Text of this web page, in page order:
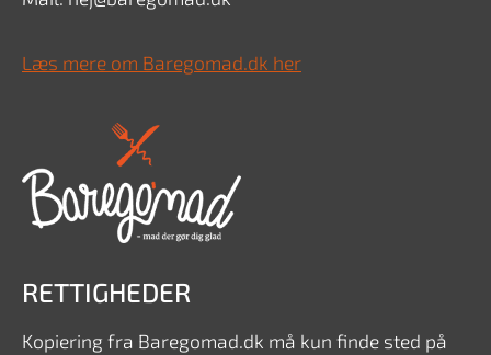
Læs mere om Baregomad.dk her
RETTIGHEDER
Kopiering fra Baregomad.dk må kun finde sted på